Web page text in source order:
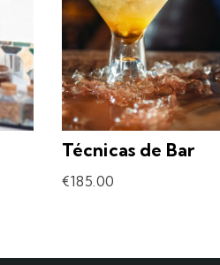
Técnicas de Bar
€185.00